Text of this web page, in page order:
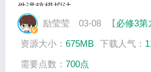
们，对于此案你
励莹莹 03-08 【必修3第
资源大小： 675MB 下载人气：
需要点数： 700点